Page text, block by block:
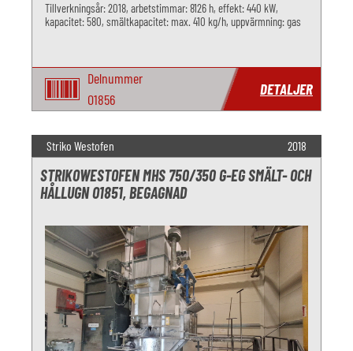
Tillverkningsår: 2018, arbetstimmar: 8126 h, effekt: 440 kW,
kapacitet: 580, smältkapacitet: max. 410 kg/h, uppvärmning: gas
Delnummer
O1856
DETALJER
Striko Westofen 2018
STRIKOWESTOFEN MHS 750/350 G-EG SMÄLT- OCH
HÅLLUGN O1851, BEGAGNAD